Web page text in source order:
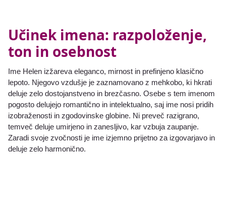
Učinek imena: razpoloženje,
ton in osebnost
Ime Helen izžareva eleganco, mirnost in prefinjeno klasično
lepoto. Njegovo vzdušje je zaznamovano z mehkobo, ki hkrati
deluje zelo dostojanstveno in brezčasno. Osebe s tem imenom
pogosto delujejo romantično in intelektualno, saj ime nosi pridih
izobraženosti in zgodovinske globine. Ni preveč razigrano,
temveč deluje umirjeno in zanesljivo, kar vzbuja zaupanje.
Zaradi svoje zvočnosti je ime izjemno prijetno za izgovarjavo in
deluje zelo harmonično.